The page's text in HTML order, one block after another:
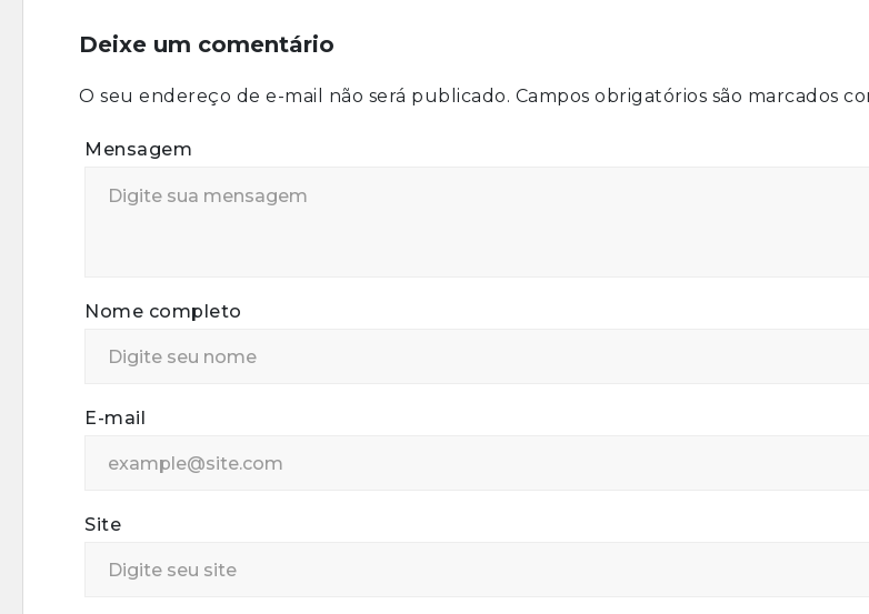
Deixe um comentário
O seu endereço de e-mail não será publicado. Campos obrigatórios são marcados
Mensagem
Nome completo
E-mail
Site